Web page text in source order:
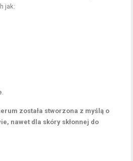
jak:
.
została stworzona z myślą o
nawet dla skóry skłonnej do